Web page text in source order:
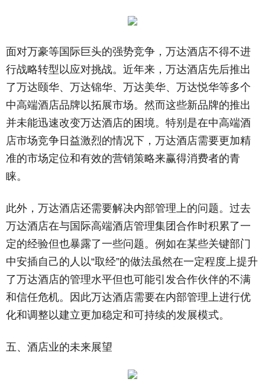
面对万豪等国际巨头的强势竞争，万达酒店不得不进
行战略转型以应对挑战。近年来，万达酒店先后推出
了万达颐华、万达锦华、万达美华、万达悦华等多个
中高端酒店品牌以拓展市场。然而这些新品牌的推出
并未能迅速改变万达酒店的困境。特别是在中高端酒
店市场竞争日益激烈的情况下，万达酒店需要更加精
准的市场定位和有效的营销策略来赢得消费者的青
睐。
此外，万达酒店还需要解决内部管理上的问题。过去
万达酒店在与国际高端酒店管理集团合作时积累了一
定的经验但也暴露了一些问题。例如在某些关键部门
中安插自己的人以“取经”的做法虽然在一定程度上提升
了万达酒店的管理水平但也可能引发合作伙伴的不满
和信任危机。因此万达酒店需要在内部管理上进行优
化和调整以建立更加稳定和可持续的发展模式。
五、酒店业的未来展望